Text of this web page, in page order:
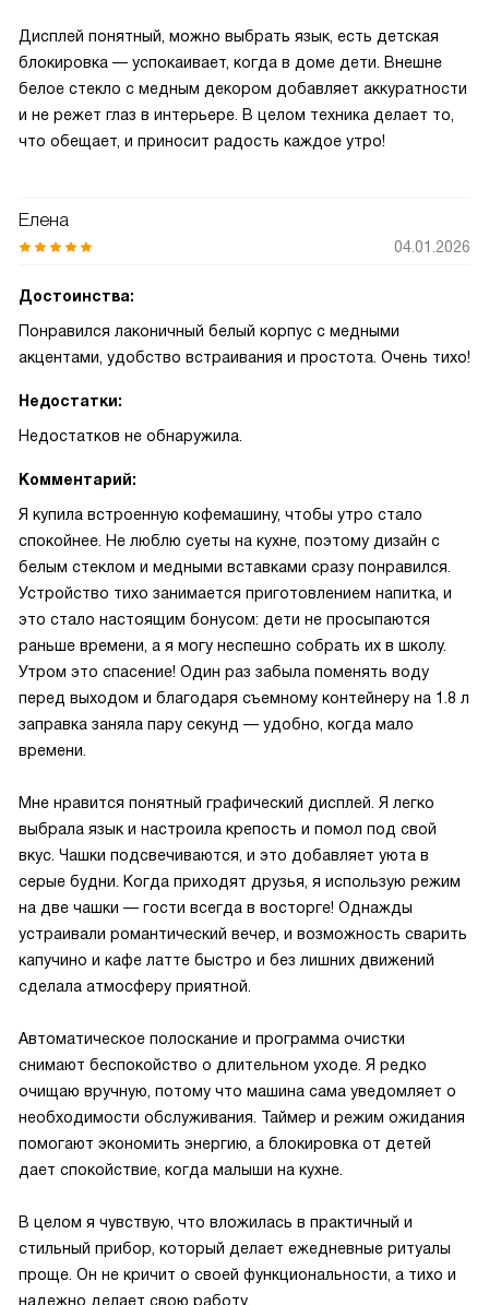
Дисплей понятный, можно выбрать язык, есть детская
блокировка — успокаивает, когда в доме дети. Внешне
белое стекло с медным декором добавляет аккуратности
и не режет глаз в интерьере. В целом техника делает то,
что обещает, и приносит радость каждое утро!
Елена
04.01.2026
Достоинства:
Понравился лаконичный белый корпус с медными
акцентами, удобство встраивания и простота. Очень тихо!
Недостатки:
Недостатков не обнаружила.
Комментарий:
Я купила встроенную кофемашину, чтобы утро стало
спокойнее. Не люблю суеты на кухне, поэтому дизайн с
белым стеклом и медными вставками сразу понравился.
Устройство тихо занимается приготовлением напитка, и
это стало настоящим бонусом: дети не просыпаются
раньше времени, а я могу неспешно собрать их в школу.
Утром это спасение! Один раз забыла поменять воду
перед выходом и благодаря съемному контейнеру на 1.8 л
заправка заняла пару секунд — удобно, когда мало
времени.
Мне нравится понятный графический дисплей. Я легко
выбрала язык и настроила крепость и помол под свой
вкус. Чашки подсвечиваются, и это добавляет уюта в
серые будни. Когда приходят друзья, я использую режим
на две чашки — гости всегда в восторге! Однажды
устраивали романтический вечер, и возможность сварить
капучино и кафе латте быстро и без лишних движений
сделала атмосферу приятной.
Автоматическое полоскание и программа очистки
снимают беспокойство о длительном уходе. Я редко
очищаю вручную, потому что машина сама уведомляет о
необходимости обслуживания. Таймер и режим ожидания
помогают экономить энергию, а блокировка от детей
дает спокойствие, когда малыши на кухне.
В целом я чувствую, что вложилась в практичный и
стильный прибор, который делает ежедневные ритуалы
проще. Он не кричит о своей функциональности, а тихо и
надежно делает свою работу.